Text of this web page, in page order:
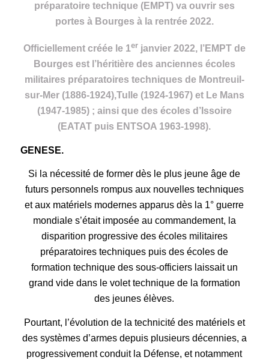
préparatoire technique (EMPT)va ouvrir ses
portes à Bourges à la rentrée 2022.
Officiellement créée le 1erjanvier 2022, l’EMPT de
Bourges est l’héritière des anciennes écoles
militaires préparatoires techniques de Montreuil-
sur-Mer (1886-1924),Tulle (1924-1967) et Le Mans
(1947-1985) ; ainsi que des écoles d’Issoire
(EATAT puis ENTSOA 1963-1998).
GENESE.
Si la nécessité de former dès le plus jeune âge de
futurs personnels rompus aux nouvelles techniques
et aux matériels modernes apparus dès la 1° guerre
mondiale s’était imposéeau commandement, la
disparition progressive des écoles militaires
préparatoires techniques puis des écoles de
formation technique des sous-officiers laissait un
grand vide dans le volet technique de la formation
des jeunes élèves.
Pourtant, l’évolution de la technicité des matériels et
des systèmes d’armes depuis plusieurs décennies, a
progressivement conduit la Défense, et notamment